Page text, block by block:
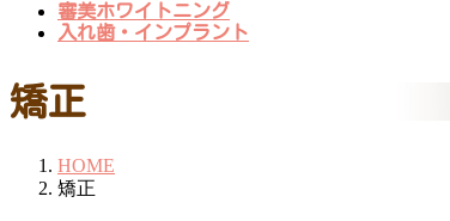
審美ホワイトニング
入れ歯・インプラント
矯正
HOME
矯正